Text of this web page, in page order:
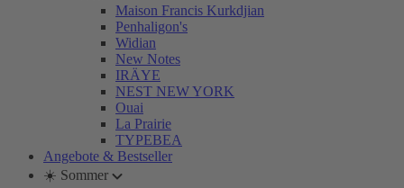
Maison Francis Kurkdjian
Penhaligon's
Widian
New Notes
IRÄYE
NEST NEW YORK
Ouai
La Prairie
TYPEBEA
Angebote & Bestseller
☀️ Sommer